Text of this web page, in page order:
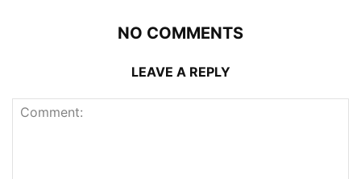
NO COMMENTS
LEAVE A REPLY